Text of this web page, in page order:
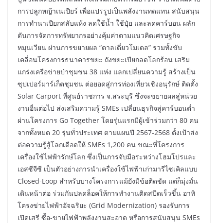
การปลูกหญ้าเนเปียร์ เพื่อแปรรูปเป็นพลังงานทดแทน สนับสนุน
การทำนาเปียกสลับแห้ง ลดใช้น้ำ ใช้ปุ๋ย และลดคาร์บอน ผลัก
ดันการจัดการทรัพยากรอย่างคุ้มค่าตามแนวคิดเศรษฐกิจ
หมุนเวียน ผ่านการขยายผล “ตาลเดี่ยวโมเดล” รวมทั้งขับ
เคลื่อนโครงการธนาคารขยะ ถังขยะเปียกลดโลกร้อน เสริม
แกร่งเครือข่ายป่าชุมชน 38 แห่ง แลกเปลี่ยนความรู้ สร้างเป็น
ซุปเปอร์มาร์เก็ตชุมชน ต่อยอดสู่การท่องเที่ยวเชิงอนุรักษ์ ติดตั้ง
Solar Carport ที่ศูนย์ราชการ จ.สระบุรี ซึ่งจะขยายผลสู่หน่วย
งานอื่นต่อไป ส่งเสริมความรู้ SMEs เปลี่ยนธุรกิจสู่คาร์บอนต่ำ
ผ่านโครงการ Go Together โดยรุ่นแรกมีผู้เข้าร่วมกว่า 80 คน
จากทั้งหมด 20 รุ่นทั่วประเทศ ตามแผนปี 2567-2568 ตั้งเป้าส่ง
ต่อความรู้สู้โลกเดือดให้ SMEs 1,200 คน ขณะที่โครงการ
เครื่องใช้ไฟฟ้ารักษ์โลก ซึ่งเป็นการจับมือระหว่างโฮมโปรและ
เอสซีจีซี เป็นตัวอย่างการนำเครื่องใช้ไฟฟ้าเก่ามารีไซเคิลแบบ
Closed-Loop สำหรับบางโครงการแม้ยังมีข้อติดขัด แต่ก็มุ่งมั่น
เดินหน้าต่อ ร่วมกันปลดล็อคให้การทำงานติดสปีดเร็วขึ้น อาทิ
โครงข่ายไฟฟ้าอัจฉริยะ (Grid Modernization) รองรับการ
เปิดเสรี ซื้อ-ขายไฟฟ้าพลังงานสะอาด หรือการสนับสนุน SMEs